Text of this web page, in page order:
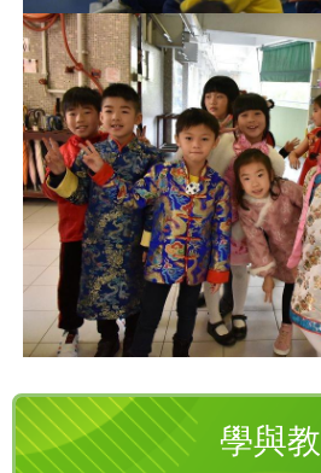
學與教